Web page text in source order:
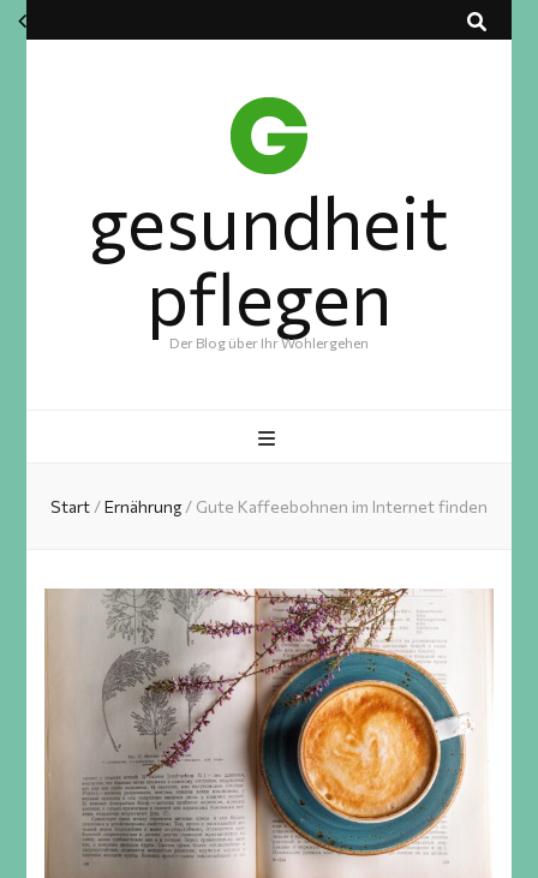
gesundheit
pflegen
Der Blog über Ihr Wohlergehen
Start /Ernährung/ Gute Kaffeebohnen im Internet finden